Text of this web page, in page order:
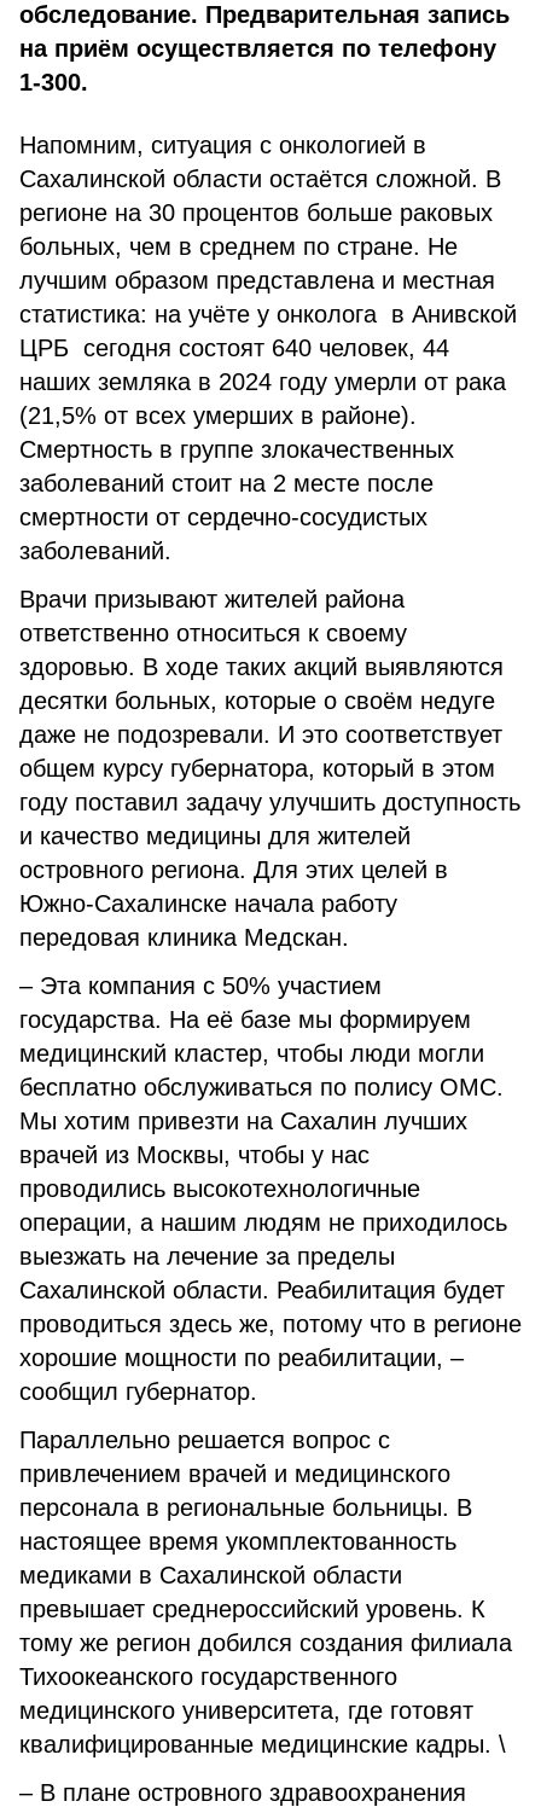
обследование. Предварительная запись
на приём осуществляется по телефону
1-300.
Напомним, ситуация с онкологией в
Сахалинской области остаётся сложной. В
регионе на 30 процентов больше раковых
больных, чем в среднем по стране. Не
лучшим образом представлена и местная
статистика: на учёте у онколога в Анивской
ЦРБ сегодня состоят 640 человек, 44
наших земляка в 2024 году умерли от рака
(21,5% от всех умерших в районе).
Смертность в группе злокачественных
заболеваний стоит на 2 месте после
смертности от сердечно-сосудистых
заболеваний.
Врачи призывают жителей района
ответственно относиться к своему
здоровью. В ходе таких акций выявляются
десятки больных, которые о своём недуге
даже не подозревали. И это соответствует
общем курсу губернатора, который в этом
году поставил задачу улучшить доступность
и качество медицины для жителей
островного региона. Для этих целей в
Южно-Сахалинске начала работу
передовая клиника Медскан.
– Эта компания с 50% участием
государства. На её базе мы формируем
медицинский кластер, чтобы люди могли
бесплатно обслуживаться по полису ОМС.
Мы хотим привезти на Сахалин лучших
врачей из Москвы, чтобы у нас
проводились высокотехнологичные
операции, а нашим людям не приходилось
выезжать на лечение за пределы
Сахалинской области. Реабилитация будет
проводиться здесь же, потому что в регионе
хорошие мощности по реабилитации, –
сообщил губернатор.
Параллельно решается вопрос с
привлечением врачей и медицинского
персонала в региональные больницы. В
настоящее время укомплектованность
медиками в Сахалинской области
превышает среднероссийский уровень. К
тому же регион добился создания филиала
Тихоокеанского государственного
медицинского университета, где готовят
квалифицированные медицинские кадры. \
– В плане островного здравоохранения